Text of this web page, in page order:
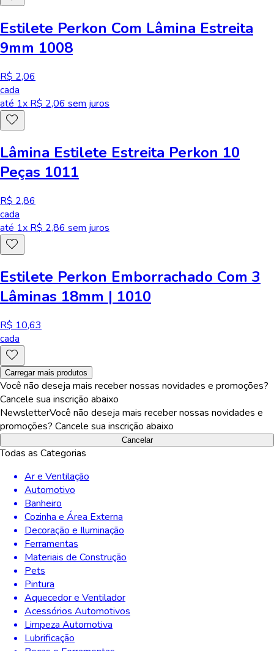
Estilete Perkon Com Lâmina Estreita
9mm 1008
R$ 2,06
cada
até 1x R$ 2,06 sem juros
Lâmina Estilete Estreita Perkon 10
Peças 1011
R$ 2,86
cada
até 1x R$ 2,86 sem juros
Estilete Perkon Emborrachado Com 3
Lâminas 18mm | 1010
R$ 10,63
cada
Carregar mais produtos
Você não deseja mais receber nossas novidades e promoções?
Cancele sua inscrição abaixo
NewsletterVocê não deseja mais receber nossas novidades e
promoções? Cancele sua inscrição abaixo
Cancelar
Todas as Categorias
Ar e Ventilação
Automotivo
Banheiro
Cozinha e Área Externa
Decoração e Iluminação
Ferramentas
Materiais de Construção
Pets
Pintura
Aquecedor e Ventilador
Acessórios Automotivos
Limpeza Automotiva
Lubrificação